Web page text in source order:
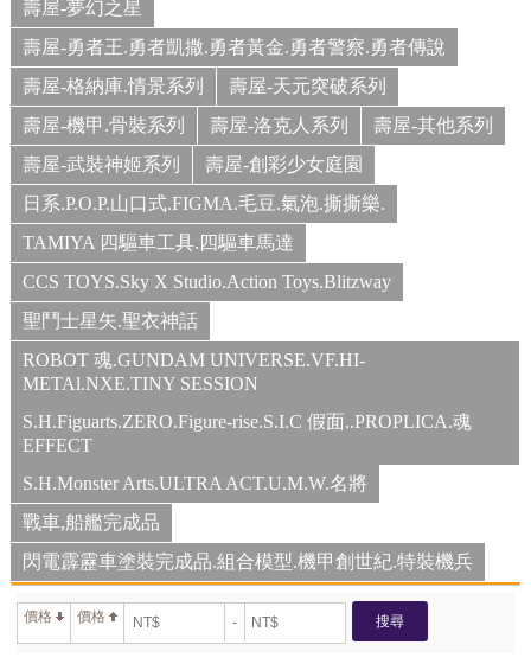
壽屋-夢幻之星
壽屋-勇者王.勇者凱撒.勇者黃金.勇者警察.勇者傳說
壽屋-格納庫.情景系列
壽屋-天元突破系列
壽屋-機甲.骨裝系列
壽屋-洛克人系列
壽屋-其他系列
壽屋-武裝神姬系列
壽屋-創彩少女庭園
日系.P.O.P.山口式.FIGMA.毛豆.氣泡.撕撕樂.
TAMIYA 四驅車工具.四驅車馬達
CCS TOYS.Sky X Studio.Action Toys.Blitzway
聖鬥士星矢.聖衣神話
ROBOT 魂.GUNDAM UNIVERSE.VF.HI-
METAl.NXE.TINY SESSION
S.H.Figuarts.ZERO.Figure-rise.S.I.C 假面..PROPLICA.魂
EFFECT
S.H.Monster Arts.ULTRA ACT.U.M.W.名將
戰車,船艦完成品
閃電霹靂車塗裝完成品.組合模型.機甲創世紀.特裝機兵
價格 價格 - 搜尋